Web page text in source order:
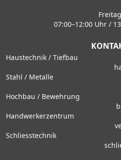
Freitag
07:00–12:00 Uhr /
Haustechnik / Tiefbau
Stahl / Metalle
Hochbau / Bewehrung
Handwerkerzentrum
Schliesstechnik